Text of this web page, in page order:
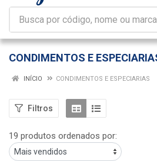
CONDIMENTOS E
INÍCIO CONDIMENTOS E ESPECIARIAS
Filtros
19 produtos ordenados por: